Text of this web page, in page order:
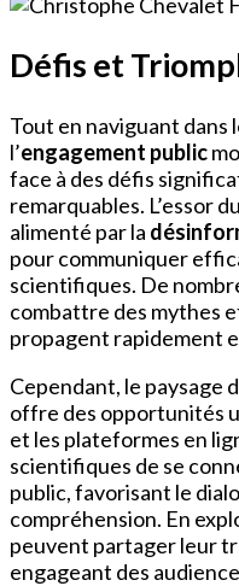
Défis et
Tout en naviguant dans
l’engagement public
face à des défis
remarquables. L’essor du
alimenté par la
pour communiquer
scientifiques. De
combattre des mythes
propagent rapidement
Cependant, le paysage
offre des opportunités
et les plateformes en
scientifiques de se
public, favorisant le
compréhension. En
peuvent partager leur
engageant des